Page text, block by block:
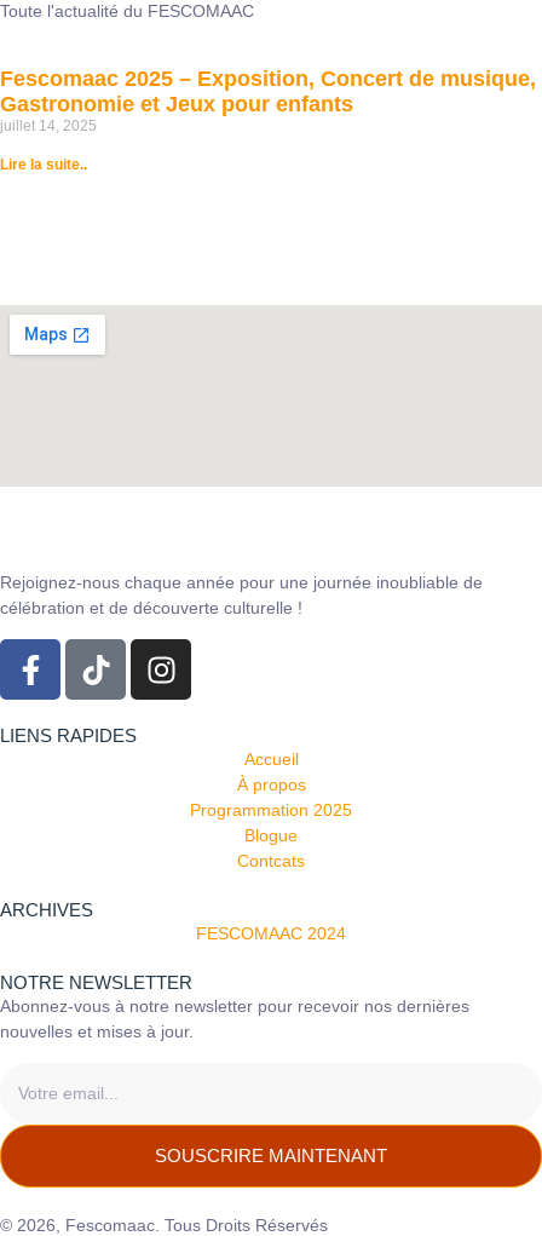
Toute l'actualité du FESCOMAAC
Fescomaac 2025 – Exposition, Concert de musique,
Gastronomie et Jeux pour enfants
juillet 14, 2025
Lire la suite..
Rejoignez-nous chaque année pour une journée inoubliable de
célébration et de découverte culturelle !
LIENS RAPIDES
Accueil
À propos
Programmation 2025
Blogue
Contcats
ARCHIVES
FESCOMAAC 2024
NOTRE NEWSLETTER
Abonnez-vous à notre newsletter pour recevoir nos dernières
nouvelles et mises à jour.
SOUSCRIRE MAINTENANT
© 2026, Fescomaac. Tous Droits Réservés